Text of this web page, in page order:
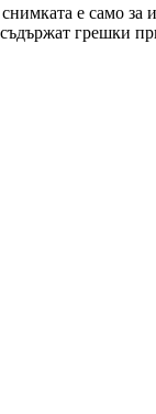
е само
грешки